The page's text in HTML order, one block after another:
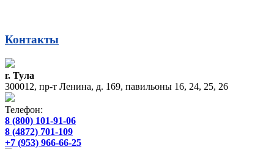
Контакты
г. Тула
300012, пр-т Ленина, д. 169, павильоны 16, 24, 25, 26
Телефон:
8 (800) 101-91-06
8 (4872) 701-109
+7 (953) 966-66-25